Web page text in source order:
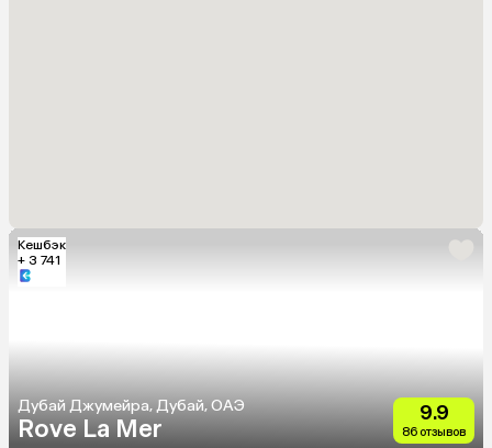
Кешбэк
+ 3 741
Дубай Джумейра, Дубай, ОАЭ
Rove La Mer
9.9
86 отзывов